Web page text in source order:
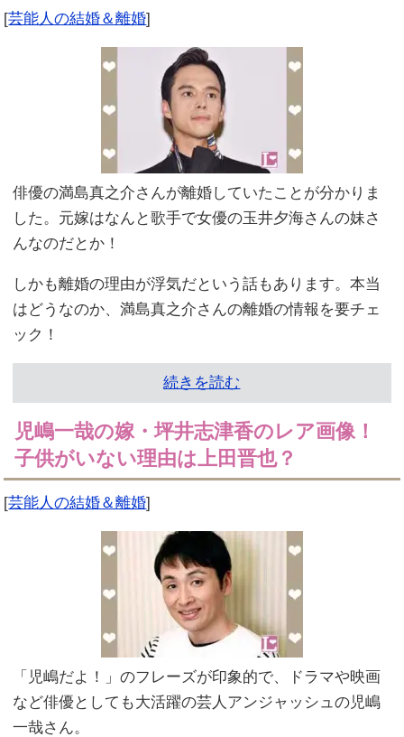
[芸能人の結婚＆離婚]
俳優の満島真之介さんが離婚していたことが分かりま
した。元嫁はなんと歌手で女優の玉井夕海さんの妹さ
んなのだとか！
しかも離婚の理由が浮気だという話もあります。本当
はどうなのか、満島真之介さんの離婚の情報を要チェ
ック！
続きを読む
児嶋一哉の嫁・坪井志津香のレア画像！
子供がいない理由は上田晋也？
[芸能人の結婚＆離婚]
「児嶋だよ！」のフレーズが印象的で、ドラマや映画
など俳優としても大活躍の芸人アンジャッシュの児嶋
一哉さん。